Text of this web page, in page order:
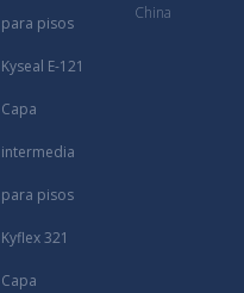
para pisos
Kyseal E-121
Capa
intermedia
para pisos
Kyflex 321
Capa
China